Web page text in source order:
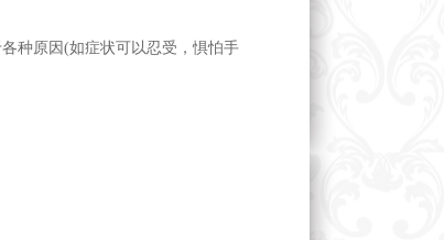
种原因(如症状可以忍受，惧怕手